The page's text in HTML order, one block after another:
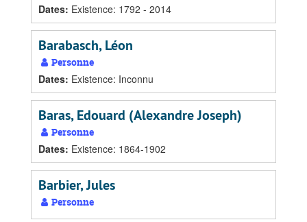
Dates: Existence: 1792 - 2014
Barabasch, Léon
Personne
Dates: Existence: Inconnu
Baras, Edouard (Alexandre Joseph)
Personne
Dates: Existence: 1864-1902
Barbier, Jules
Personne